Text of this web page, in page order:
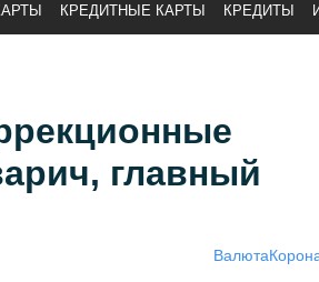
КРЕДИТНЫЕ КАРТЫ КРЕДИТЫ
главный
Валюта